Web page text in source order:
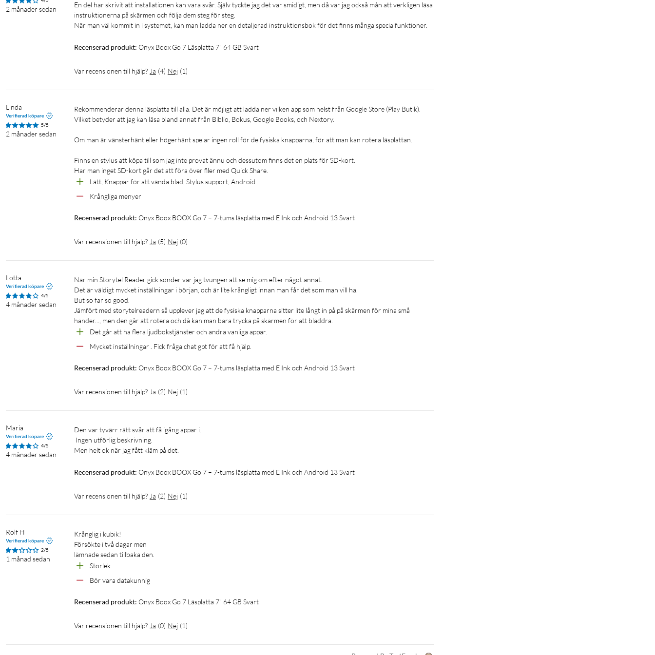
1 × BOOX Go 7
1 × Verktyg för SIM-kortfack (microSD)
1 × Garantibevis
2 månader sedan
En del har skrivit att installationen kan vara svår. Själv tyckte jag det var smidigt, men då var jag också mån att verkligen läsa
instruktionerna på skärmen och följa dem steg för steg.
När man väl kommit in i systemet, kan man ladda ner en detaljerad instruktionsbok för det finns många specialfunktioner.
Recenserad produkt: Onyx Boox Go 7 Läsplatta 7" 64 GB Svart
Var recensionen till hjälp? Ja (4) Nej (1)
Linda
Verifierad köpare
5/5
2 månader sedan
Rekommenderar denna läsplatta till alla. Det är möjligt att ladda ner vilken app som helst från Google Store (Play Butik).
Vilket betyder att jag kan läsa bland annat från Biblio, Bokus, Google Books, och Nextory.
Om man är vänsterhänt eller högerhänt spelar ingen roll för de fysiska knapparna, för att man kan rotera läsplattan.
Finns en stylus att köpa till som jag inte provat ännu och dessutom finns det en plats för SD-kort.
Har man inget SD-kort går det att föra över filer med Quick Share.
Lätt, Knappar för att vända blad, Stylus support, Android
Krångliga menyer
Recenserad produkt: Onyx Boox BOOX Go 7 – 7-tums läsplatta med E Ink och Android 13 Svart
Var recensionen till hjälp? Ja (5) Nej (0)
Lotta
Verifierad köpare
4/5
4 månader sedan
När min Storytel Reader gick sönder var jag tvungen att se mig om efter något annat.
Det är väldigt mycket inställningar i början, och är lite krångligt innan man får det som man vill ha.
But so far so good.
Jämfört med storytelreadern så upplever jag att de fysiska knapparna sitter lite långt in på på skärmen för mina små
händer..., men den går att rotera och då kan man bara trycka på skärmen för att bläddra.
Det går att ha flera ljudbokstjänster och andra vanliga appar.
Mycket inställningar . Fick fråga chat gpt för att få hjälp.
Recenserad produkt: Onyx Boox BOOX Go 7 – 7-tums läsplatta med E Ink och Android 13 Svart
Var recensionen till hjälp? Ja (2) Nej (1)
Maria
Verifierad köpare
4/5
4 månader sedan
Den var tyvärr rätt svår att få igång appar i.
Men helt ok när jag fått kläm på det.
Recenserad produkt: Onyx Boox BOOX Go 7 – 7-tums läsplatta med E Ink och Android 13 Svart
Var recensionen till hjälp? Ja (2) Nej (1)
Rolf H
Verifierad köpare
2/5
1 månad sedan
Krånglig i kubik!
Försökte i två dagar men
lämnade sedan tillbaka den.
Storlek
Bör vara datakunnig
Recenserad produkt: Onyx Boox Go 7 Läsplatta 7" 64 GB Svart
Var recensionen till hjälp? Ja (0) Nej (1)